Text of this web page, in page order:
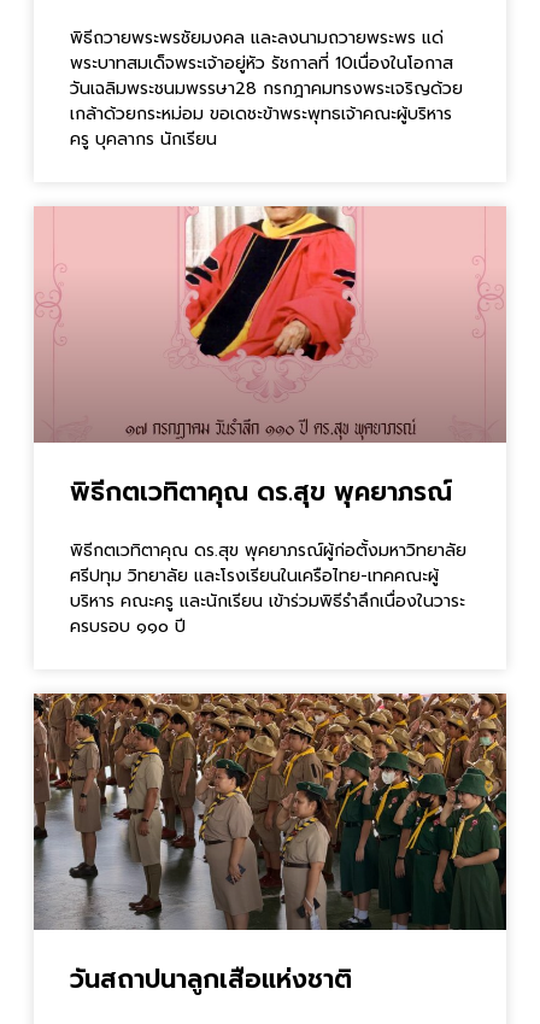
พิธีถวายพระพรชัยมงคล และลงนามถวายพระพร แด่
พระบาทสมเด็จพระเจ้าอยู่หัว รัชกาลที่ 10เนื่องในโอกาส
วันเฉลิมพระชนมพรรษา28 กรกฎาคมทรงพระเจริญด้วย
เกล้าด้วยกระหม่อม ขอเดชะข้าพระพุทธเจ้าคณะผู้บริหาร
ครู บุคลากร นักเรียน
พิธีกตเวทิตาคุณ ดร.สุข พุคยาภรณ์
พิธีกตเวทิตาคุณ ดร.สุข พุคยาภรณ์ผู้ก่อตั้งมหาวิทยาลัย
ศรีปทุม วิทยาลัย และโรงเรียนในเครือไทย-เทคคณะผู้
บริหาร คณะครู และนักเรียน เข้าร่วมพิธีรำลึกเนื่องในวาระ
ครบรอบ ๑๑๐ ปี
วันสถาปนาลูกเสือแห่งชาติ